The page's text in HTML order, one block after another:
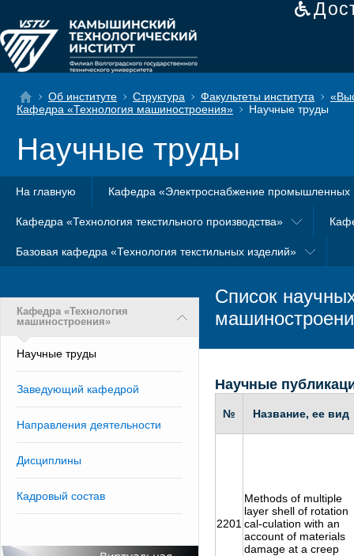
Об институте Структура Факультеты института
Кафедра «Технология машиностроения»
Научные труды
Научные труды
На главную Кафедра «Электроснабжение промышленных
Кафедра «Технология текстильного производства»
Базовая кафедра «Технология текстильных изделий»
Кафедра «Технология
машиностроения»
Научные труды
Заведующий кафедрой
Направления деятельности
Дисциплины
Кадровый состав
Список
Научные
№ Название, ее вид
2201
Methods of multiple
layer shell of rotation
cal-culation with an
account of materials
damage at a creep